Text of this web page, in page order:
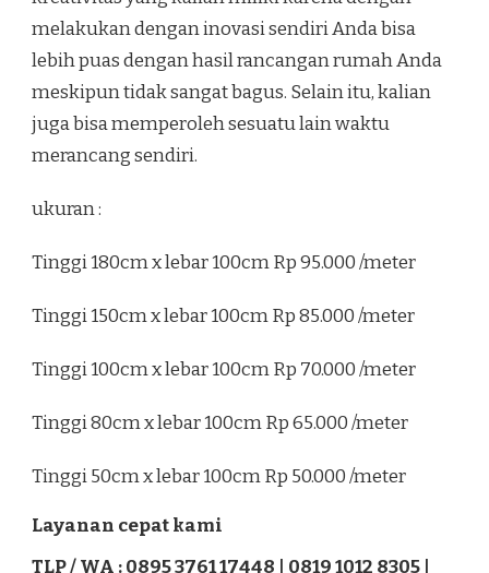
melakukan dengan inovasi sendiri Anda bisa
lebih puas dengan hasil rancangan rumah Anda
meskipun tidak sangat bagus. Selain itu, kalian
juga bisa memperoleh sesuatu lain waktu
merancang sendiri.
ukuran :
Tinggi 180cm x lebar 100cm Rp 95.000 /meter
Tinggi 150cm x lebar 100cm Rp 85.000 /meter
Tinggi 100cm x lebar 100cm Rp 70.000 /meter
Tinggi 80cm x lebar 100cm Rp 65.000 /meter
Tinggi 50cm x lebar 100cm Rp 50.000 /meter
Layanan cepat kami
TLP / WA : 0895 3761 17448 | 0819 1012 8305 |